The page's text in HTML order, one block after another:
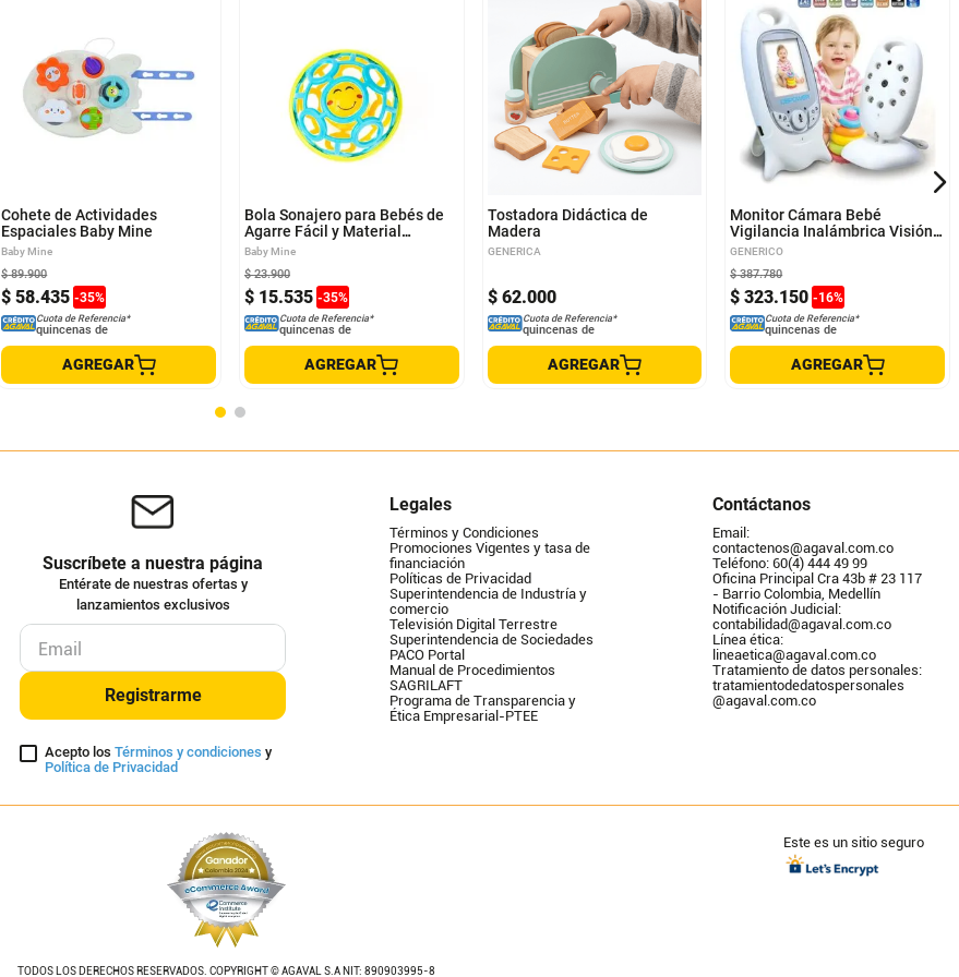
Cohete de Actividades
Espaciales Baby Mine
Baby Mine
$ 58.435 -35%
$ 89.900
Cuota de Referencia*
quincenas de
AGREGAR
Bola Sonajero para Bebés de
Agarre Fácil y Material
Flexible
Baby Mine
$ 15.535 -35%
$ 23.900
Cuota de Referencia*
quincenas de
AGREGAR
Tostadora Didáctica de
Madera
GENERICA
$ 62.000
Cuota de Referencia*
quincenas de
AGREGAR
Monitor Cámara Bebé
Vigilancia Inalámbrica Visión
Nocturna
GENERICO
$ 323.150 -16%
$ 387.780
Cuota de Referencia*
quincenas de
AGREGAR
Suscríbete a nuestra página
Entérate de nuestras ofertas y
lanzamientos exclusivos
Registrarme
Acepto los Términos y condiciones y
Política de Privacidad
Legales
Términos y Condiciones
Promociones Vigentes y tasa de
financiación
Políticas de Privacidad
Superintendencia de Industría y
comercio
Televisión Digital Terrestre
Superintendencia de Sociedades
PACO Portal
Manual de Procedimientos
SAGRILAFT
Programa de Transparencia y
Ética Empresarial-PTEE
Contáctanos
Email:
contactenos@agaval.com.co
Teléfono: 60(4) 444 49 99
Oficina Principal Cra 43b # 23 117
- Barrio Colombia, Medellín
Notificación Judicial:
contabilidad@agaval.com.co
Línea ética:
lineaetica@agaval.com.co
Tratamiento de datos personales:
tratamientodedatospersonales
@agaval.com.co
TODOS LOS DERECHOS RESERVADOS. COPYRIGHT © AGAVAL S.A NIT: 890903995-8
Este es un sitio seguro